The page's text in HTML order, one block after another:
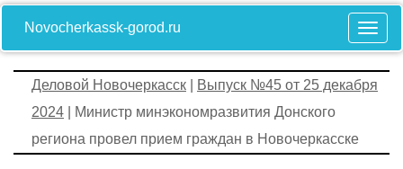
Novocherkassk-gorod.ru
Деловой Новочеркасск
Выпуск №45 от 25 декабря
2024 | Министр минэкономразвития Донского
региона провел прием граждан в Новочеркасске